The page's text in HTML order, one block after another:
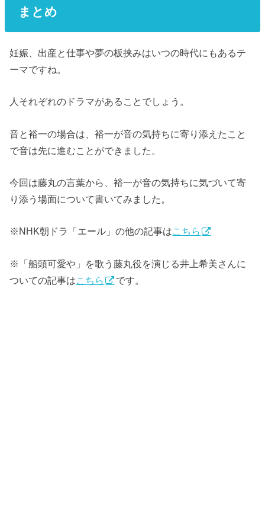
まとめ
妊娠、出産と仕事や夢の板挟みはいつの時代にもあるテ
ーマですね。
人それぞれのドラマがあることでしょう。
音と裕一の場合は、裕一が音の気持ちに寄り添えたこと
で音は先に進むことができました。
今回は藤丸の言葉から、裕一が音の気持ちに気づいて寄
り添う場面について書いてみました。
※NHK朝ドラ「エール」の他の記事はこちら
※「船頭可愛や」を歌う藤丸役を演じる井上希美さんに
ついての記事は こちら です。